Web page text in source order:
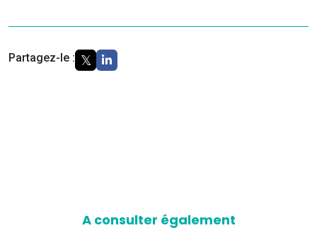
Partagez-le :
A consulter également